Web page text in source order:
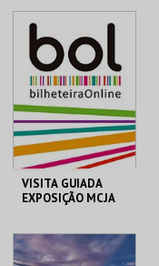
CERCA CASTELO DE
ÓBIDOS
MAIS INFO
COMPRAR
VISITA GUIADA
EXPOSIÇÃO MCJA
MUSEU DO CICLISMO